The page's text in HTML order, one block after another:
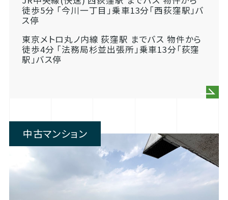
徒歩5分 「今川一丁目」乗車13分「西荻窪駅」バ
ス停
東京メトロ丸ノ内線 荻窪駅 までバス 物件から
徒歩4分 「法務局杉並出張所」乗車13分「荻窪
駅」バス停
中古マンション